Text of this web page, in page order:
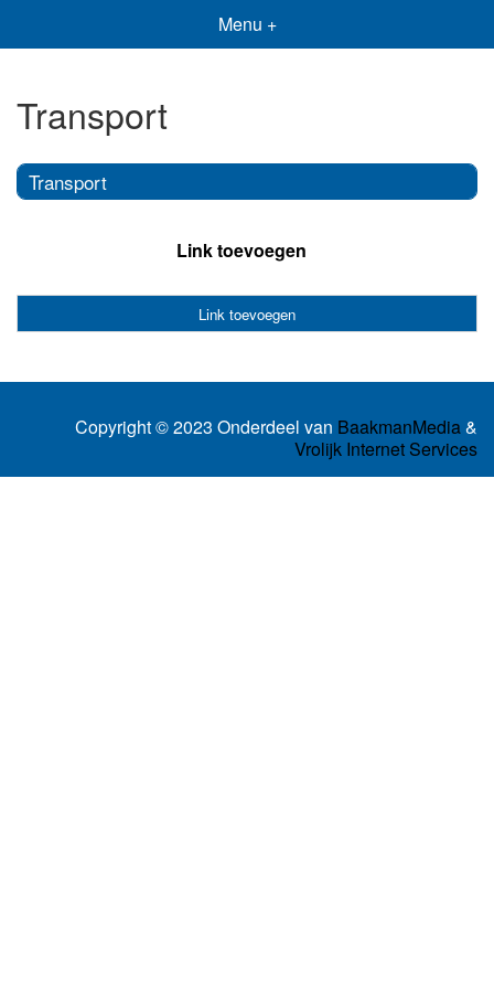
Menu +
Transport
Transport
Link toevoegen
Link toevoegen
Copyright © 2023 Onderdeel van BaakmanMedia&
Vrolijk Internet Services